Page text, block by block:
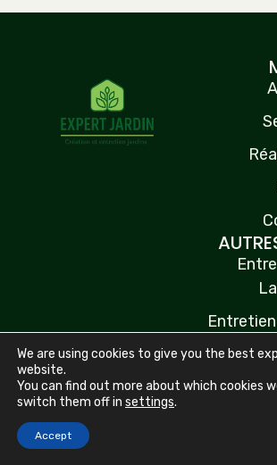
We are using cookies to give you the best
website.
You can find out more about which cookies
switch them off in settings.
Accept